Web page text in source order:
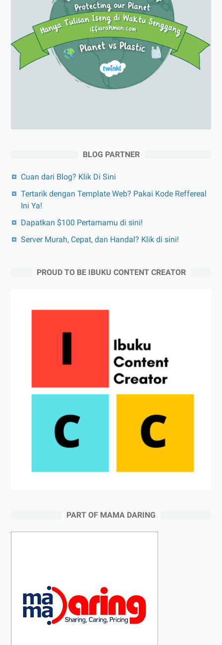
BLOG PARTNER
Cuan dari Blog? Klik Di Sini
Tertarik dengan Template Web? Pakai Kode Reffereal
Ini Ya!
Dapatkan $100 Pertamamu di sini!
Server Murah, Cepat, dan Handal? Klik di sini!
PROUD TO BE IBUKU CONTENT CREATOR
PART OF MAMA DARING